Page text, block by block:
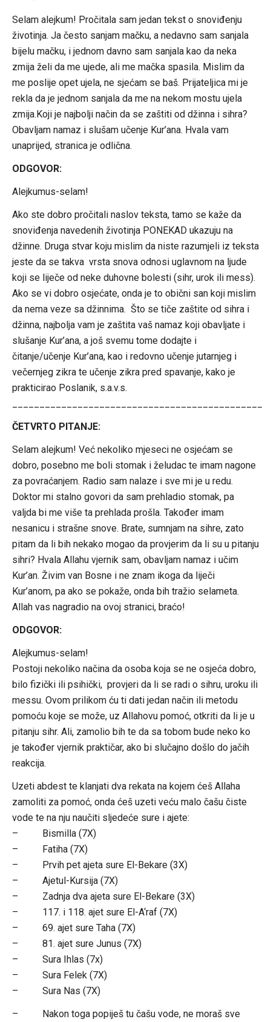
Selam alejkum! Pročitala sam jedan tekst o snoviđenju
životinja. Ja često sanjam mačku, a nedavno sam sanjala
bijelu mačku, i jednom davno sam sanjala kao da neka
zmija želi da me ujede, ali me mačka spasila. Mislim da
me poslije opet ujela, ne sjećam se baš. Prijateljica mi je
rekla da je jednom sanjala da me na nekom mostu ujela
zmija.Koji je najbolji način da se zaštiti od džinna i sihra?
Obavljam namaz i slušam učenje Kur’ana. Hvala vam
unaprijed, stranica je odlična.
ODGOVOR:
Alejkumus-selam!
Ako ste dobro pročitali naslov teksta, tamo se kaže da
snoviđenja navedenih životinja PONEKAD ukazuju na
džinne. Druga stvar koju mislim da niste razumjeli iz teksta
jeste da se takva vrsta snova odnosi uglavnom na ljude
koji se liječe od neke duhovne bolesti (sihr, urok ili mess).
Ako se vi dobro osjećate, onda je to obični san koji mislim
da nema veze sa džinnima. Što se tiče zaštite od sihra i
džinna, najbolja vam je zaštita vaš namaz koji obavljate i
slušanje Kur’ana, a još svemu tome dodajte i
čitanje/učenje Kur’ana, kao i redovno učenje jutarnjeg i
večernjeg zikra te učenje zikra pred spavanje, kako je
prakticirao Poslanik, s.a.v.s.
ČETVRTO PITANJE:
Selam alejkum! Već nekoliko mjeseci ne osjećam se
dobro, posebno me boli stomak i želudac te imam nagone
za povraćanjem. Radio sam nalaze i sve mi je u redu.
Doktor mi stalno govori da sam prehladio stomak, pa
valjda bi me više ta prehlada prošla. Također imam
nesanicu i strašne snove. Brate, sumnjam na sihre, zato
pitam da li bih nekako mogao da provjerim da li su u pitanju
sihri? Hvala Allahu vjernik sam, obavljam namaz i učim
Kur’an. Živim van Bosne i ne znam ikoga da liječi
Kur’anom, pa ako se pokaže, onda bih tražio selameta.
Allah vas nagradio na ovoj stranici, braćo!
ODGOVOR:
Alejkumus-selam!
Postoji nekoliko načina da osoba koja se ne osjeća dobro,
bilo fizički ili psihički, provjeri da li se radi o sihru, uroku ili
messu. Ovom prilikom ću ti dati jedan način ili metodu
pomoću koje se može, uz Allahovu pomoć, otkriti da li je u
pitanju sihr. Ali, zamolio bih te da sa tobom bude neko ko
je također vjernik praktičar, ako bi slučajno došlo do jačih
reakcija.
Uzeti abdest te klanjati dva rekata na kojem ćeš Allaha
zamoliti za pomoć, onda ćeš uzeti veću malo čašu čiste
vode te na nju naučiti sljedeće sure i ajete:
– Bismilla (7X)
– Fatiha (7X)
– Prvih pet ajeta sure El-Bekare (3X)
– Ajetul-Kursija (7X)
– Zadnja dva ajeta sure El-Bekare (3X)
– 117. i 118. ajet sure El-A‘raf (7X)
– 69. ajet sure Taha (7X)
– 81. ajet sure Junus (7X)
– Sura Ihlas (7x)
– Sura Felek (7X)
– Sura Nas (7X)
– Nakon toga popiješ tu čašu vode, ne moraš sve